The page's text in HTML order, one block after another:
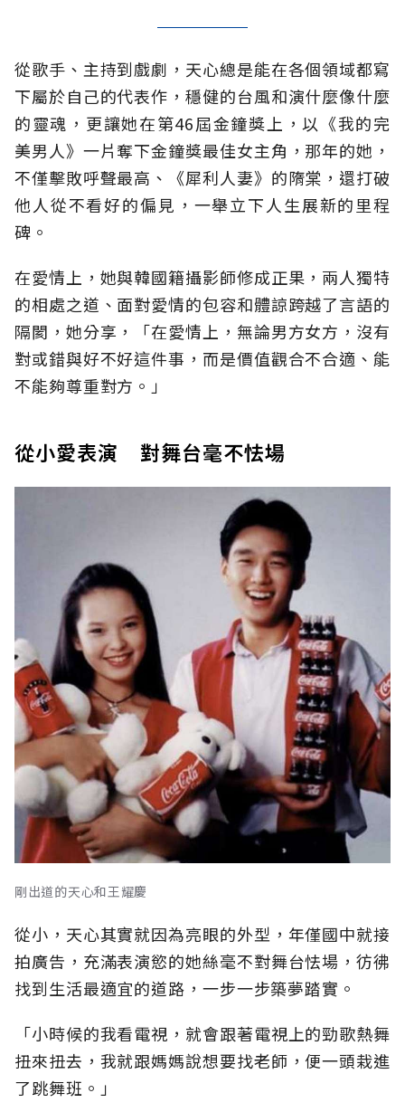
從歌手、主持到戲劇，天心總是能在各個領域都寫
下屬於自己的代表作，穩健的台風和演什麼像什麼
的靈魂，更讓她在第46屆金鐘獎上，以《我的完
美男人》一片奪下金鐘獎最佳女主角，那年的她，
不僅擊敗呼聲最高、《犀利人妻》的隋棠，還打破
他人從不看好的偏見，一舉立下人生展新的里程
碑。
在愛情上，她與韓國籍攝影師修成正果，兩人獨特
的相處之道、面對愛情的包容和體諒跨越了言語的
隔閡，她分享，「在愛情上，無論男方女方，沒有
對或錯與好不好這件事，而是價值觀合不合適、能
不能夠尊重對方。」
從小愛表演 對舞台毫不怯場
剛出道的天心和王耀慶
從小，天心其實就因為亮眼的外型，年僅國中就接
拍廣告，充滿表演慾的她絲毫不對舞台怯場，彷彿
找到生活最適宜的道路，一步一步築夢踏實。
「小時候的我看電視，就會跟著電視上的勁歌熱舞
扭來扭去，我就跟媽媽說想要找老師，便一頭栽進
了跳舞班。」